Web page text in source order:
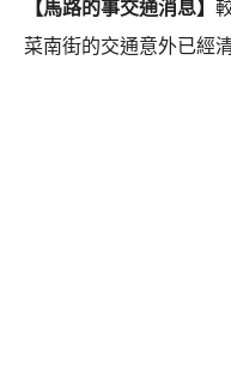
【馬路的事交通消息】
菜南街的交通意外已經